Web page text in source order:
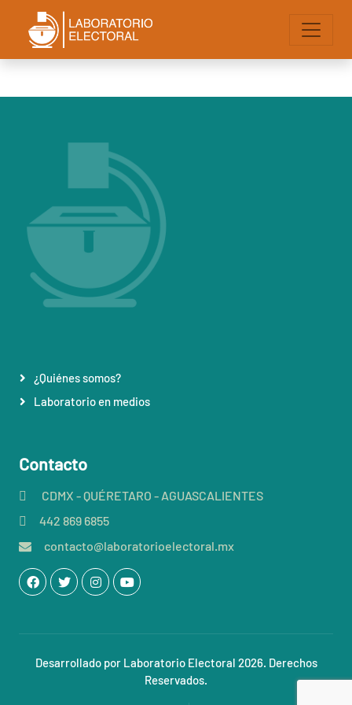
¿Quiénes somos?
Laboratorio en medios
Contacto
CDMX - QUÉRETARO - AGUASCALIENTES
442 869 6855
contacto@laboratorioelectoral.mx
Desarrollado por Laboratorio Electoral 2026. Derechos
Reservados.